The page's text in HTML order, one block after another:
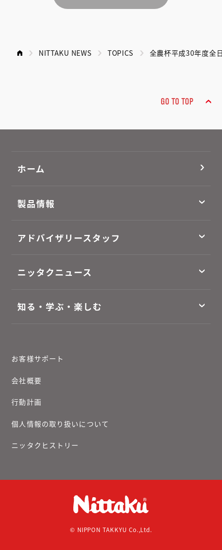
NITTAKU NEWS TOPICS 全農杯平成30年度全
GO TO TOP
ホーム
製品情報
アドバイザリースタッフ
ニッタクニュース
知る・学ぶ・楽しむ
お客様サポート
会社概要
行動計画
個人情報の取り扱いについて
ニッタクヒストリー
© NIPPON TAKKYU Co.,Ltd.